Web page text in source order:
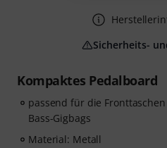
Kompaktes Pedalboard
passend für die
Bass-Gigbags
Material: Metall
Sicherheits-